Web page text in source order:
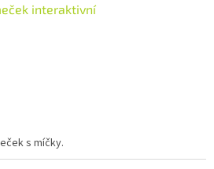
interaktivní
s míčky.